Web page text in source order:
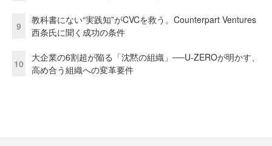
9
教科書にない“実践知”がCVCを救う。Counterpart Ventures
西条氏に聞く成功の条件
10
大企業の6割超が陥る「沈黙の組織」──U-ZEROが明かす、
高め合う組織への変革要件